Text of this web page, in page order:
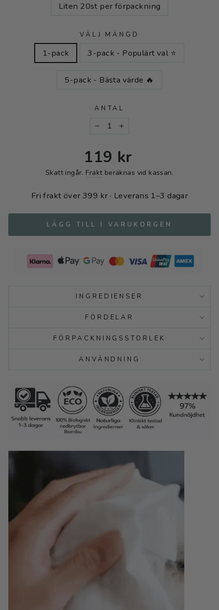
Liten 20st per förpackning
VÄLJ MÄNGD
1-pack 3-pack - Populärt val ⭐
5-pack - Bästa värde 🔥
ANTAL
+
Ordinarie
pris
Reapris
119 kr
Skatt ingår. Fraktberäknas vid kassan.
Fri frakt över 399 kr · Leverans 1–3 dagar
LÄGG TILL I VARUKORGEN
INGREDIENSER
FÖRDELAR
FÖRPACKNINGSSTORLEK
ANVÄNDNING